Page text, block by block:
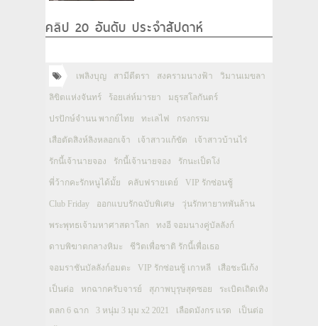
คลิป 20 อันดับ ประจำสัปดาห์
เพลิงบุญ สามีตีตรา สงครามนางฟ้า วิมานเมขลา
ลิขิตแห่งจันทร์ ร้อยเล่ห์มารยา มธุรสโลกันตร์
ปรปักษ์จำนน พากย์ไทย ทะเลไฟ กรงกรรม
เสือตัดสิงห์ลิงหลอกเจ้า เจ้าสาวแก้ขัด เจ้าสาวบ้านไร่
รักนี้เจ้านายจอง รักนี้เจ้านายจอง รักนะเป็ดโง่
พี่ว้ากคะรักหนูได้มั้ย คลับฟรายเดย์ VIP รักซ่อนชู้
Club Friday ออกแบบรักฉบับพิเศษ วุ่นรักทายาทพันล้าน
พระพุทธเจ้ามหาศาสดาโลก ทงอี จอมนางคู่บัลลังก์
ดาบพิฆาตกลางหิมะ ชีวิตเพื่อชาติ รักนี้เพื่อเธอ
จอมราชันบัลลังก์อมตะ VIP รักซ่อนชู้ เกาหลี เสือชะนีเก้ง
เป็นต่อ หกฉากครับจารย์ สุภาพบุรุษสุดซอย ระเบิดเถิดเทิง
ตลก 6 ฉาก 3 หนุ่ม 3 มุม x2 2021 เลือดมังกร แรด เป็นต่อ